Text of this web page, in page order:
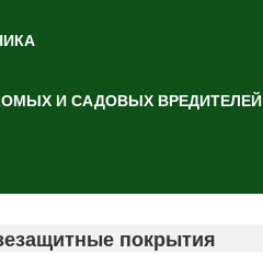
И САДОВЫХ ВРЕДИТЕЛЕЙ
покрытия